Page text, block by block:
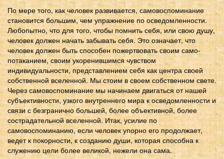
По мере того, как человек развивается, самовоспоминание
становится большим, чем упражнение по осведомленности.
Любопытно, что для того, чтобы помнить себя, или свою душу,
человек должен начать забывать себя. Это означает, что
человек должен быть способен пожертвовать своим само-
потаканием, своим укоренившимся чувством
индивидуальности, представлением себя как центра своей
собственной вселенной. Мы стоим в своем собственном свете.
Через самовоспоминание мы начинаем двигаться от нашей
субъективности, узкого внутреннего мира к осведомленности и
связи с безгранично большей, более объективной, более
сострадательной вселенной. Итак, усилие по
самовоспоминанию, если человек упорно его продолжает,
ведет к покорности, к созданию души, которая способна к
служению цели более великой, нежели она сама.